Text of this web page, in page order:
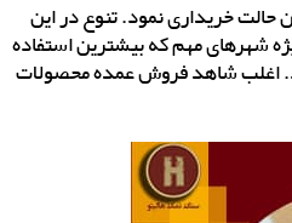
حالت خریداری نمود. تنوع در این
شهرهای مهم که بیشترین استفاده
اغلب شاهد فروش عمده محصولات